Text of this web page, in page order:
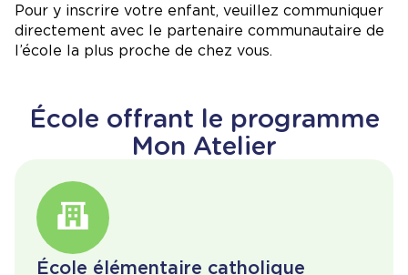
Pour y inscrire votre enfant, veuillez communiquer
directement avec le partenaire communautaire de
l’école la plus proche de chez vous.
École offrant le programme
Mon Atelier
École élémentaire catholique